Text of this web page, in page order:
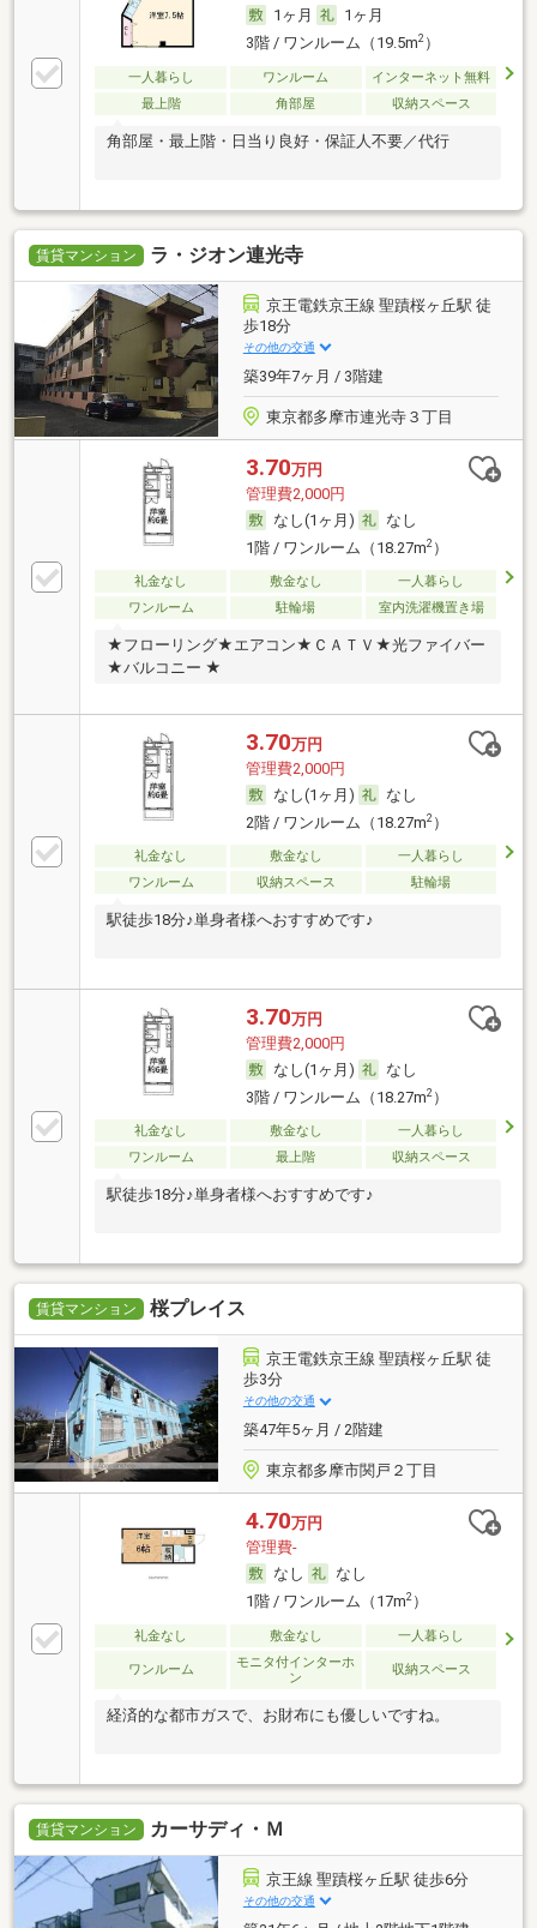
1ヶ月
1ヶ月
3階 / ワンルーム（19.5m2）
一人暮らし ワンルーム
インターネット無料
最上階
角部屋 収納スペース
角部屋・最上階・日当り良好・保証人不要／代行
賃貸マンション ラ・ジオン連光寺
京王電鉄京王線 聖蹟桜ヶ丘駅 徒
歩18分
その他の交通
築39年7ヶ月 / 3階建
東京都多摩市連光寺３丁目
3.70万円
管理費2,000円
なし(1ヶ月)
なし
1階 / ワンルーム（18.27m2）
礼金なし 敷金なし
一人暮らし
ワンルーム
駐輪場 室内洗濯機置き場
★フローリング★エアコン★ＣＡＴＶ★光ファイバー
★バルコニー ★
3.70万円
管理費2,000円
なし(1ヶ月)
なし
2階 / ワンルーム（18.27m2）
礼金なし 敷金なし
一人暮らし
ワンルーム
収納スペース 駐輪場
駅徒歩18分♪単身者様へおすすめです♪
3.70万円
管理費2,000円
なし(1ヶ月)
なし
3階 / ワンルーム（18.27m2）
礼金なし 敷金なし
一人暮らし
ワンルーム
最上階 収納スペース
駅徒歩18分♪単身者様へおすすめです♪
賃貸マンション 桜プレイス
京王電鉄京王線 聖蹟桜ヶ丘駅 徒
歩3分
その他の交通
築47年5ヶ月 / 2階建
東京都多摩市関戸２丁目
4.70万円
管理費-
なし
なし
1階 / ワンルーム（17m2）
礼金なし 敷金なし 一人暮らし
ワンルーム
モニタ付インターホ
ン
収納スペース
経済的な都市ガスで、お財布にも優しいですね。
賃貸マンション カーサディ・Ｍ
京王線 聖蹟桜ヶ丘駅 徒歩6分
その他の交通